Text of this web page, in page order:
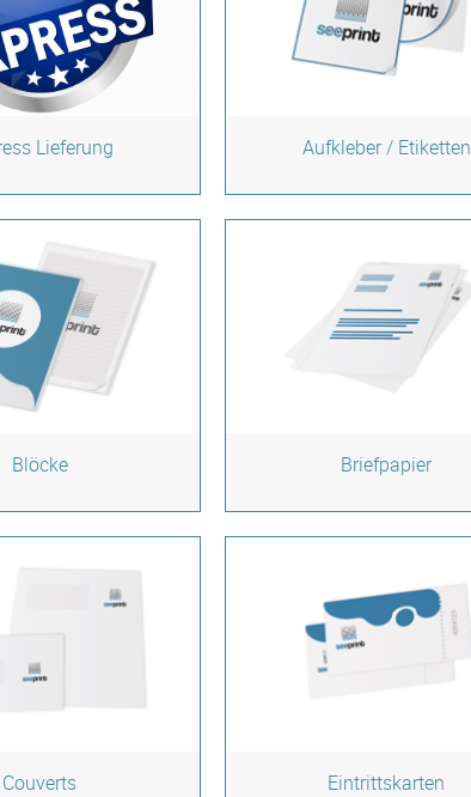
Lieferung Aufkleber / Etiketten
Blöcke Briefpapier
Couverts Eintrittskarten